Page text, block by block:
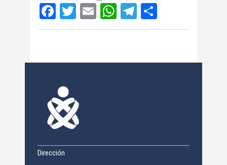
Facebook
TwitterEmailWhatsApp
Telegram
Dirección